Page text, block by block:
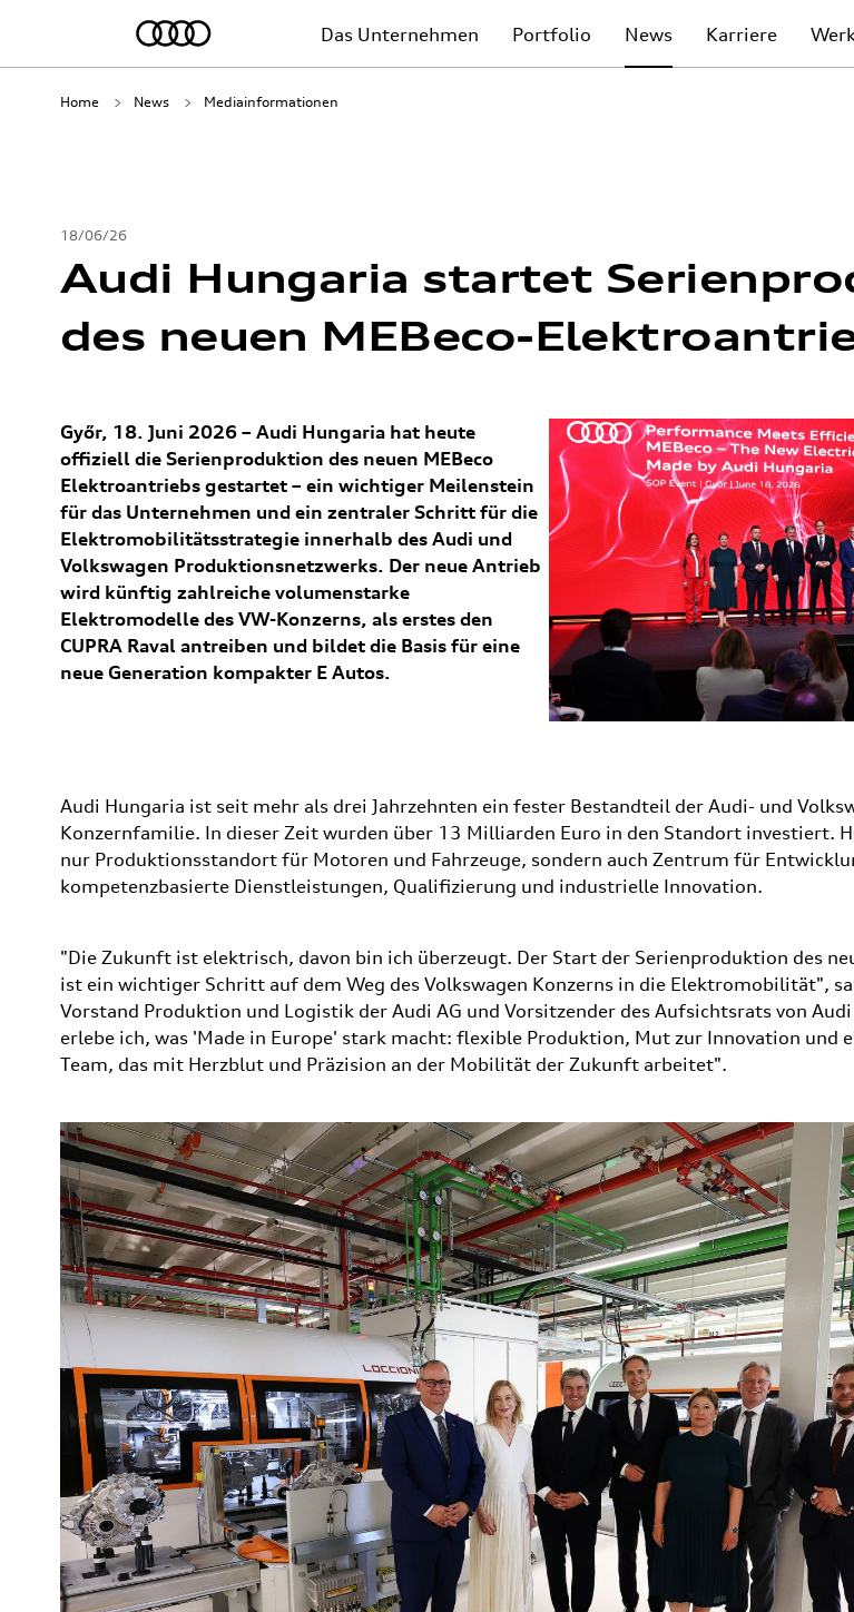
Das Unternehmen Portfolio News Karriere
Home News Mediainformationen
18/06/26
Audi Hungaria startet
des neuen MEBeco-
Győr, 18. Juni 2026 – Audi Hungaria hat heute
offiziell die Serienproduktion des neuen MEBeco
Elektroantriebs gestartet – ein wichtiger Meilenstein
für das Unternehmen und ein zentraler Schritt für die
Elektromobilitätsstrategie innerhalb des Audi und
Volkswagen Produktionsnetzwerks. Der neue Antrieb
wird künftig zahlreiche volumenstarke
Elektromodelle des VW-Konzerns, als erstes den
CUPRA Raval antreiben und bildet die Basis für eine
neue Generation kompakter E Autos.
Audi Hungaria ist seit mehr als drei Jahrzehnten ein fester Bestandteil der Audi- und
Konzernfamilie. In dieser Zeit wurden über 13 Milliarden Euro in den Standort investiert.
nur Produktionsstandort für Motoren und Fahrzeuge, sondern auch Zentrum für
kompetenzbasierte Dienstleistungen, Qualifizierung und industrielle Innovation.
"Die Zukunft ist elektrisch, davon bin ich überzeugt. Der Start der Serienproduktion des
ist ein wichtiger Schritt auf dem Weg des Volkswagen Konzerns in die Elektromobilität",
Vorstand Produktion und Logistik der Audi AG und Vorsitzender des Aufsichtsrats von
erlebe ich, was 'Made in Europe' stark macht: flexible Produktion, Mut zur Innovation und
Team, das mit Herzblut und Präzision an der Mobilität der Zukunft arbeitet".